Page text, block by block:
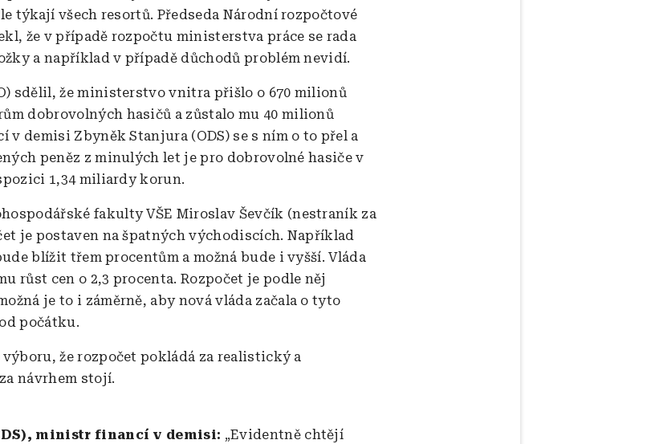
týkají všech resortů. Předseda Národní rozpočtové
že v případě rozpočtu ministerstva práce se rada
a například v případě důchodů problém nevidí.
sdělil, že ministerstvo vnitra přišlo o 670 milionů
dobrovolných hasičů a zůstalo mu 40 milionů
demisi Zbyněk Stanjura (ODS) se s ním o to přel a
peněz z minulých let je pro dobrovolné hasiče v
1,34 miliardy korun.
fakulty VŠE Miroslav Ševčík (nestraník za
je postaven na špatných východiscích. Například
blížit třem procentům a možná bude i vyšší. Vláda
růst cen o 2,3 procenta. Rozpočet je podle něj
je to i záměrně, aby nová vláda začala o tyto
počátku.
že rozpočet pokládá za realistický a
návrhem stojí.
ministr financí v demisi: „Evidentně chtějí